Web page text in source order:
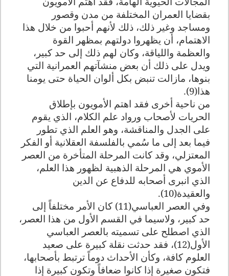
بقضايا العمران المختلفة من مدن وقصور
ومساجد وغير ذلك، ذلك لأنهم أحبوا من خلال هذا
الاهتمام، أن يظهروا دولتهم بمظهر القوة
والعظمة واللياقة، وكان لهم ذلك إلى حد كبير،
ويدل على ذلك أن بعض منشآتهم العمرانية التي
بنوها، مازالت تنبض بكل ألوان الحياة حتى يومنا
هذا(9).
من ناحية أخرى فقد اهتم الأمويون بإطلاق
الحريات لأصحاب ورواد علم الكلام، الذي يقوم
على الجدل والمناقشة، وهو العلم الذي تطور
فيما بعد إلى ما سُمي بالفلسفة العقلانية أو الفكر
المعتزلي، وقد كانت المرحلة المتأخرة من العصر
الأموي هي المرحلة الذهبية لظهور هذا العلم،
الذي انبرى أصحابه للدفاع عن الدين
والعقيدة(10).
وفي العصر العباسي(11) كان الأمر مختلفاً إلى
حد كبير، ولاسيما في القسم الأول من هذا العصر،
الذي اصطلح على تسميته بالعصر العباسي
الأول(12)، فقد حدثت نقلة كبيرة على صعيد
العلوم كافة، وكأن الأحداث دوماً ترتبط بأصحابها،
فتكون صغيرة إذا كانوا ضعافاً وتكون كبيرة إذا